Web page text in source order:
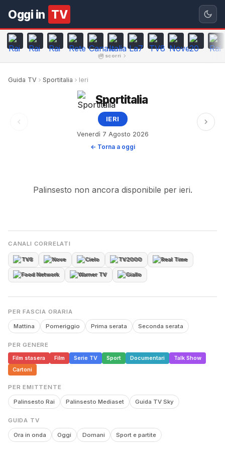
Oggi in TV
scorri
Guida TV Sportitalia Ieri
Sportitalia
IERI
Venerdì 7 Agosto 2026
← Torna a oggi
Palinsesto non ancora disponibile per ieri.
CANALI CORRELATI
TV8 Nove Cielo TV2000 Real Time
Food Network Warner TV Giallo
PER FASCIA ORARIA
Mattina Pomeriggio Prima serata Seconda serata
PER GENERE
Film stasera
Film Serie TV Sport Documentari
Talk Show
Cartoni
PER EMITTENTE
Palinsesto Rai Palinsesto Mediaset Guida TV Sky
GUIDA TV
Ora in onda Oggi Domani Sport e partite